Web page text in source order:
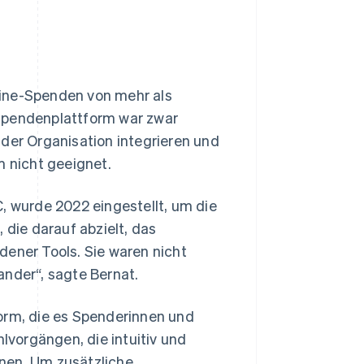
Spenden von mehr als
war zwar
Organisation integrieren und
nicht geeignet.
wurde 2022 eingestellt, um die
die darauf abzielt, das
Tools. Sie waren nicht
sagte Bernat.
die es Spenderinnen und
die intuitiv und